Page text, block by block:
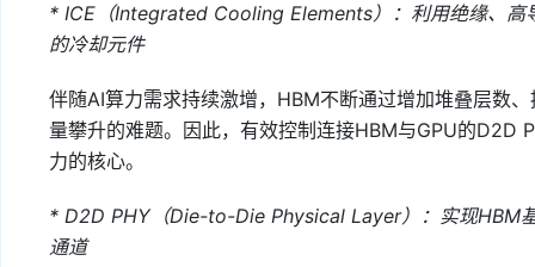
* ICE（Integrated Cooling Elements）：利用绝缘、高
的冷却元件
伴随AI算力需求持续激增，HBM不断通过增加堆叠层数
量攀升的难题。因此，有效控制连接HBM与GPU的
力的核心。
* D2D PHY（Die-to-Die Physical Layer）：实现HBM
通道